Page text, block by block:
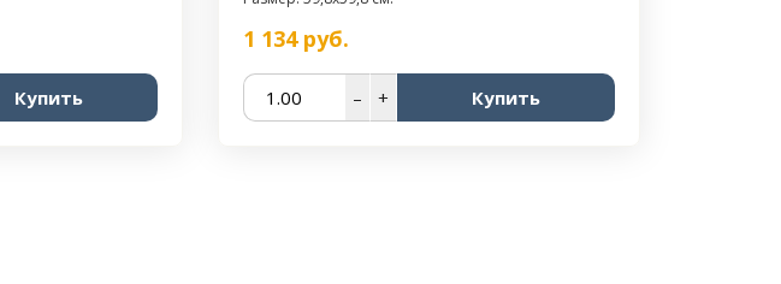
Купить
1 134руб.
– + Купить